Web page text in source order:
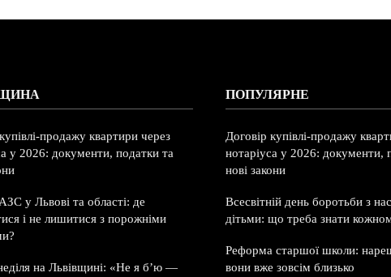
продажу квартири через
у 2026: документи, податки та
у Львові та області: де
і не лишитися з порожніми
на Львівщині: «Не я б’ю —
ПОПУЛЯРНЕ
Договір купівлі-продажу
нотаріуса у 2026: документи,
нові закони
Всесвітній день боротьби з
дітьми: що треба знати
Реформа старшої школи:
вони вже зовсім близько